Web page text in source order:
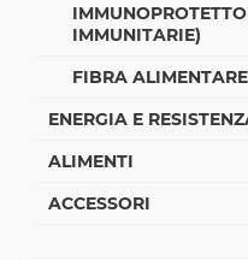
IMMUNITARIE)
FIBRA ALIMENTARE
ENERGIA E
ALIMENTI
ACCESSORI